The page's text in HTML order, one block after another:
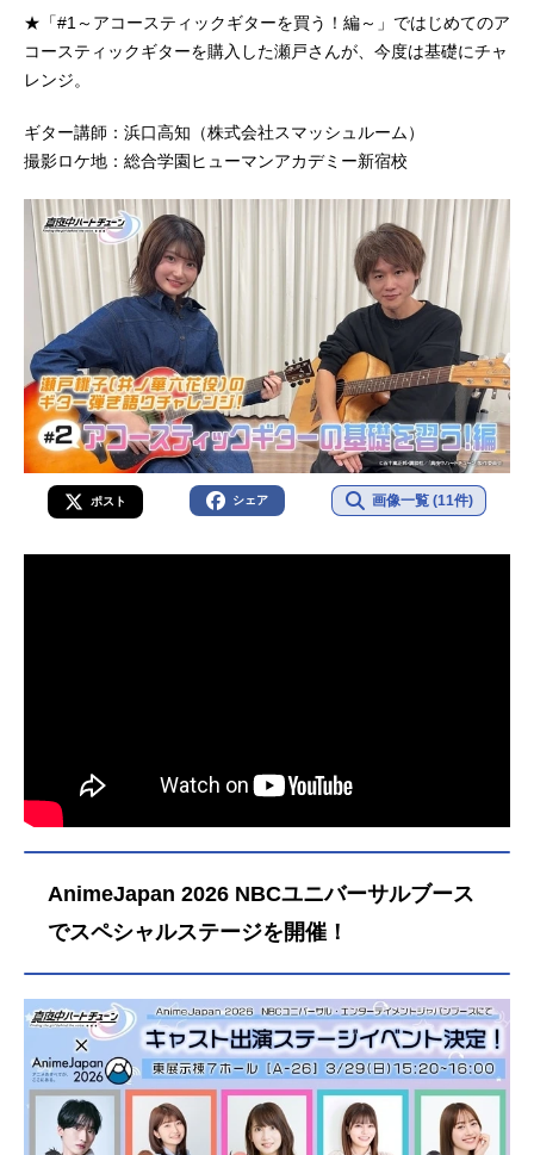
★「#1～アコースティックギターを買う！編～」ではじめてのア
コースティックギターを購入した瀬戸さんが、今度は基礎にチャ
レンジ。
ギター講師：浜口高知（株式会社スマッシュルーム）
撮影ロケ地：総合学園ヒューマンアカデミー新宿校
ポスト シェア 画像一覧 (11件)
AnimeJapan 2026 NBCユニバーサルブース
でスペシャルステージを開催！